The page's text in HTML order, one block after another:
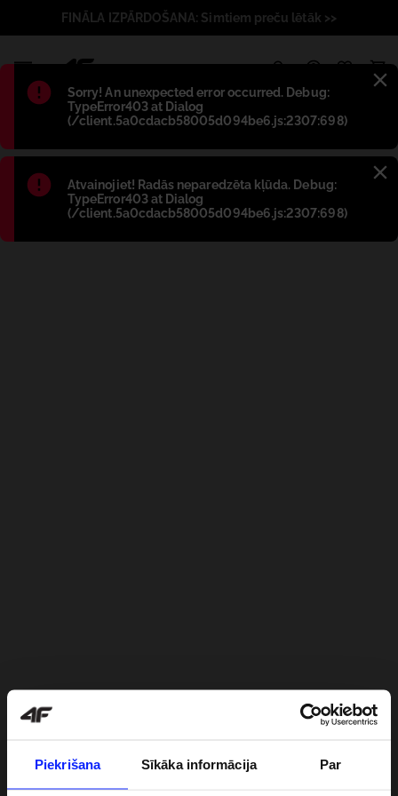
Piekrišana Sīkāka informācija Par
Błąd:
Sorry! An unexpected error occurred. Debug:
TypeError403 at Dialog
(/client.5a0cdacb58005d094be6.js:2307:698)
Błąd:
Atvainojiet! Radās neparedzēta kļūda. Debug:
TypeError403 at Dialog
(/client.5a0cdacb58005d094be6.js:2307:698)
FINĀLA IZPĀRDOŠANA: Simtiem preču lētāk >>